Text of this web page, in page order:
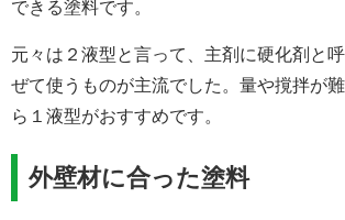
できる塗料です。
元々は２液型と言って、主剤に硬化剤と
ぜて使うものが主流でした。量や撹拌が
ら１液型がおすすめです。
外壁材に合った塗料